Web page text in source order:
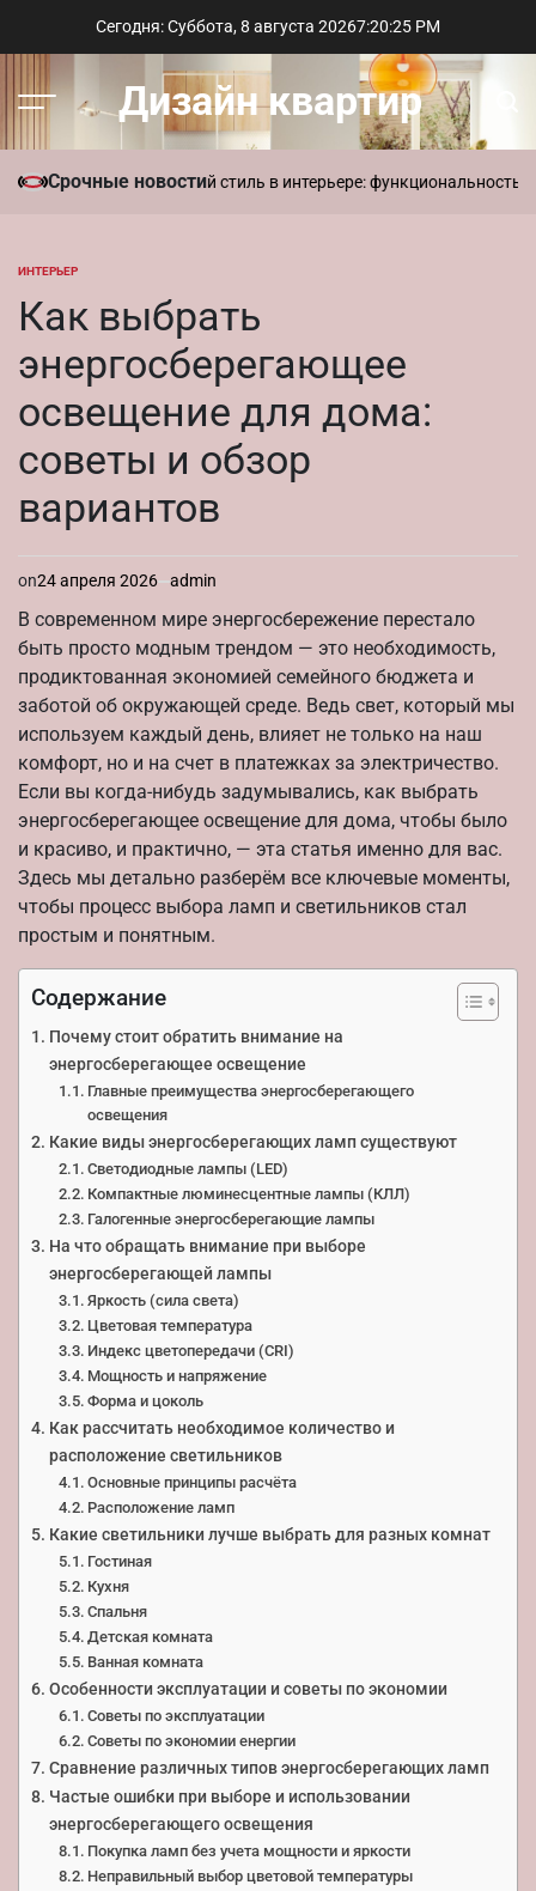
Сегодня: Суббота, 8 августа 20267:20:27 PM
Меню Дизайн квартир
Срочные новости
Современный стиль в интерьере: функциональность и
ОПУБЛИКОВАНО
ИНТЕРЬЕР
Как выбрать
энергосберегающее
освещение для дома:
советы и обзор
вариантов
on24 апреля 2026 admin
В современном мире энергосбережение перестало
быть просто модным трендом — это необходимость,
продиктованная экономией семейного бюджета и
заботой об окружающей среде. Ведь свет, который мы
используем каждый день, влияет не только на наш
комфорт, но и на счет в платежках за электричество.
Если вы когда-нибудь задумывались, как выбрать
энергосберегающее освещение для дома, чтобы было
и красиво, и практично, — эта статья именно для вас.
Здесь мы детально разберём все ключевые моменты,
чтобы процесс выбора ламп и светильников стал
простым и понятным.
Содержание
Почему стоит обратить внимание на
энергосберегающее освещение
Главные преимущества энергосберегающего
освещения
Какие виды энергосберегающих ламп существуют
Светодиодные лампы (LED)
Компактные люминесцентные лампы (КЛЛ)
Галогенные энергосберегающие лампы
На что обращать внимание при выборе
энергосберегающей лампы
Яркость (сила света)
Цветовая температура
Индекс цветопередачи (CRI)
Мощность и напряжение
Форма и цоколь
Как рассчитать необходимое количество и
расположение светильников
Основные принципы расчёта
Расположение ламп
Какие светильники лучше выбрать для разных комнат
Гостиная
Кухня
Спальня
Детская комната
Ванная комната
Особенности эксплуатации и советы по экономии
Советы по эксплуатации
Советы по экономии енергии
Сравнение различных типов энергосберегающих ламп
Частые ошибки при выборе и использовании
энергосберегающего освещения
Покупка ламп без учета мощности и яркости
Неправильный выбор цветовой температуры